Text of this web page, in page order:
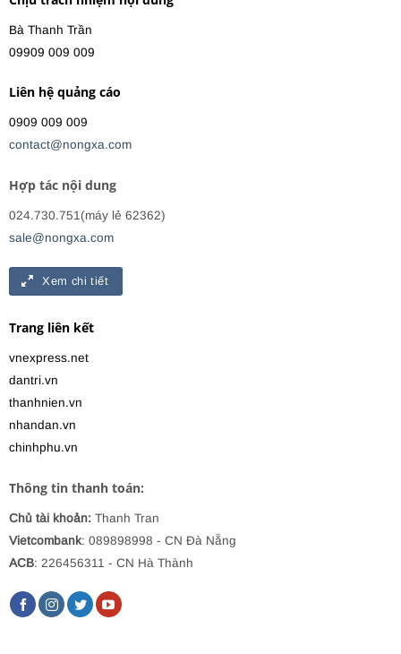
Bà Thanh Trần
09909 009 009
Liên hệ quảng cáo
0909 009 009
contact@nongxa.com
Hợp tác nội dung
024.730.751(máy lẻ 62362)
sale@nongxa.com
Xem chi tiết
Trang liên kết
vnexpress.net
dantri.vn
thanhnien.vn
nhandan.vn
chinhphu.vn
Thông tin thanh toán:
Chủ tài khoản: Thanh Tran
Vietcombank: 089898998 - CN Đà Nẵng
ACB: 226456311 - CN Hà Thành